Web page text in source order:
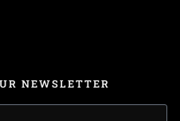
NEWSLETTER